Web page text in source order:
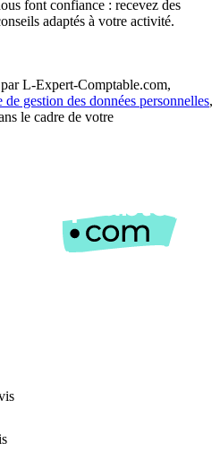
font confiance : recevez des
adaptés à votre activité.
L-Expert-Comptable.com,
gestion des données personnelles,
le cadre de votre